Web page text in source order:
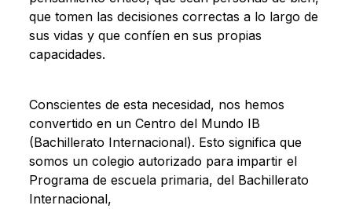
que tomen las decisiones correctas a lo largo de
sus vidas y que confíen en sus propias
capacidades.
Conscientes de esta necesidad, nos hemos
convertido en un Centro del Mundo IB
(Bachillerato Internacional). Esto significa que
somos un colegio autorizado para impartir el
Programa de escuela primaria, del Bachillerato
Internacional,